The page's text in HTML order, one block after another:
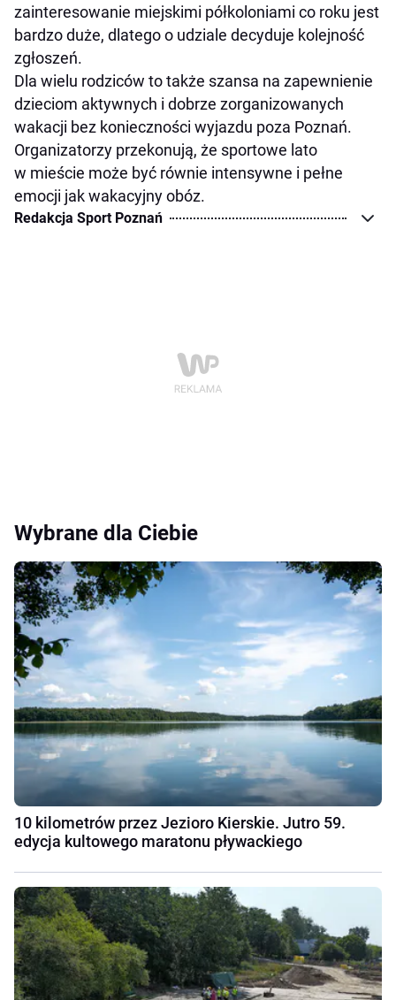
zainteresowanie miejskimi półkoloniami co roku jest
bardzo duże, dlatego o udziale decyduje kolejność
zgłoszeń.
Dla wielu rodziców to także szansa na zapewnienie
dzieciom aktywnych i dobrze zorganizowanych
wakacji bez konieczności wyjazdu poza Poznań.
Organizatorzy przekonują, że sportowe lato
w mieście może być równie intensywne i pełne
emocji jak wakacyjny obóz.
Redakcja Sport Poznań
Wybrane dla Ciebie
10 kilometrów przez Jezioro Kierskie. Jutro 59.
edycja kultowego maratonu pływackiego